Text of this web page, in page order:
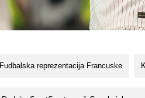
Fudbalska reprezentacija Francuske